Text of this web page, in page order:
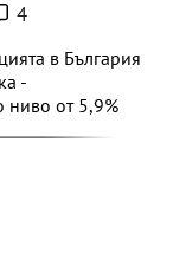
4
в България
-
ниво от 5,9%